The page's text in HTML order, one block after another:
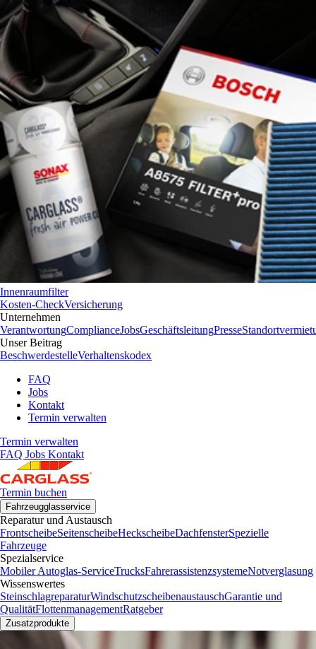
Innenraumfilter
Kosten-CheckVersicherung
Unternehmen
VerantwortungComplianceJobsGeschäftsleitungPresse
Unser Beitrag
BeschwerdestelleVerhaltenskodex
FAQ
Jobs
Kontakt
Termin verwalten
Termin verwalten
FAQ Jobs Kontakt
Termin buchen
Fahrzeugglasservice
Reparatur und Austausch
FrontscheibeSeitenscheibeHeckscheibeDachfensterSpezielle
Fahrzeuge
Spezialservice
Mobiler Autoglas-ServiceTrucksFahrerassistenzsystemeNotverglasung
Wissenswertes
SteinschlagreparaturWindschutzscheibenaustauschGarantie und
QualitätFlottenmanagementRatgeber
Zusatzprodukte